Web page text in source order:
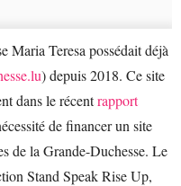
Maria Teresa possédait déjà
) depuis 2018. Ce site
dans le récentrapport
de financer un site
de la Grande-Duchesse. Le
Stand Speak Rise Up,